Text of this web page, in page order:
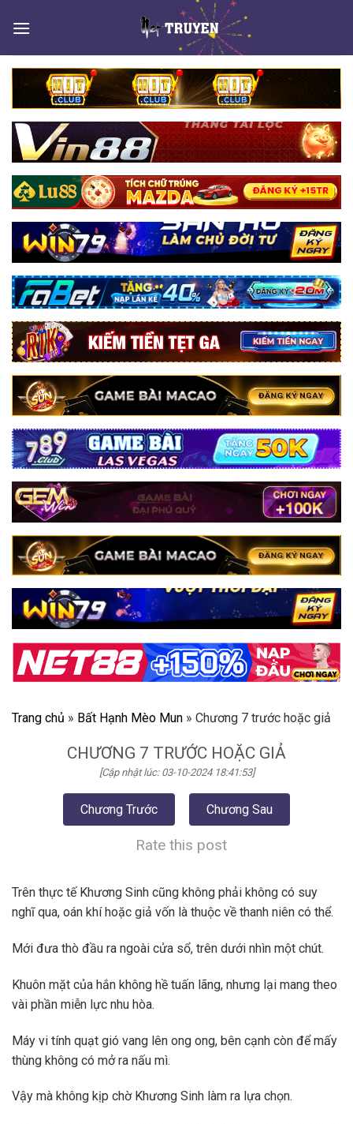
Trang chủ » Bất Hạnh Mèo Mun » Chương 7 trước hoặc giả
CHƯƠNG 7 TRƯỚC HOẶC GIẢ
[Cập nhật lúc: 03-10-2024 18:41:53]
Chương Trước Chương Sau
Rate this post
Trên thực tế Khương Sinh cũng không phải không có suy
nghĩ qua, oán khí hoặc giả vốn là thuộc về thanh niên có thể.
Mới đưa thò đầu ra ngoài cửa sổ, trên dưới nhìn một chút.
Khuôn mặt của hắn không hề tuấn lãng, nhưng lại mang theo
vài phần miễn lực nhu hòa.
Máy vi tính quạt gió vang lên ong ong, bên cạnh còn để mấy
thùng không có mở ra nấu mì.
Vậy mà không kịp chờ Khương Sinh làm ra lựa chọn.